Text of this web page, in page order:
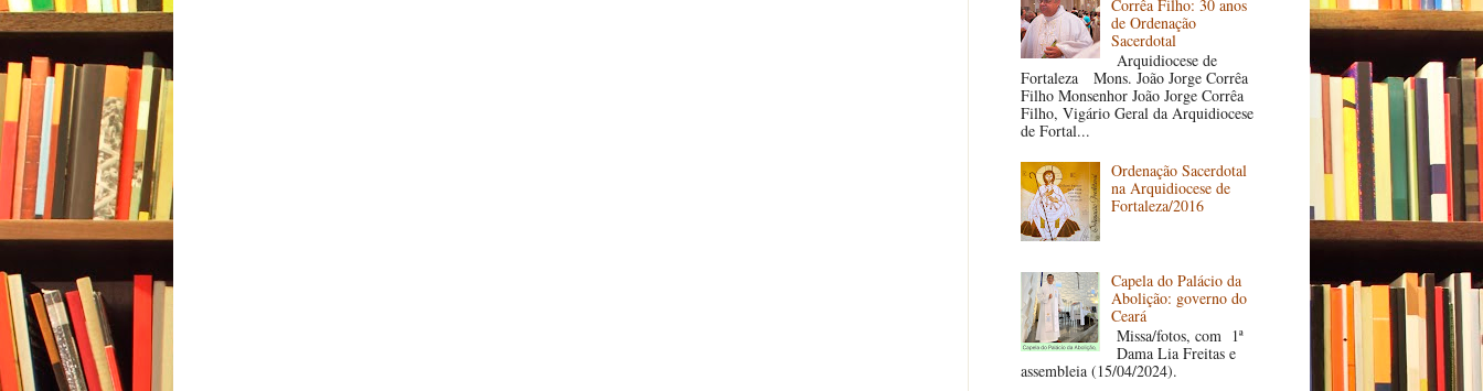
Corrêa Filho: 30 anos
de Ordenação
Sacerdotal
Arquidiocese de
Fortaleza Mons. João Jorge Corrêa
Filho Monsenhor João Jorge Corrêa
Filho, Vigário Geral da Arquidiocese
de Fortal...
Ordenação Sacerdotal
na Arquidiocese de
Fortaleza/2016
Capela do Palácio da
Abolição: governo do
Ceará
Missa/fotos, com 1ª
Dama Lia Freitas e
assembleia (15/04/2024).